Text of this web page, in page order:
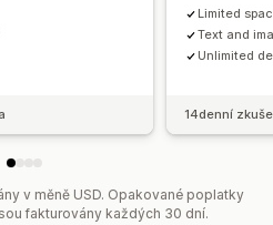
Limited
Text and
Unlimited
14denní
v měně USD. Opakované poplatky
fakturovány každých 30 dní.